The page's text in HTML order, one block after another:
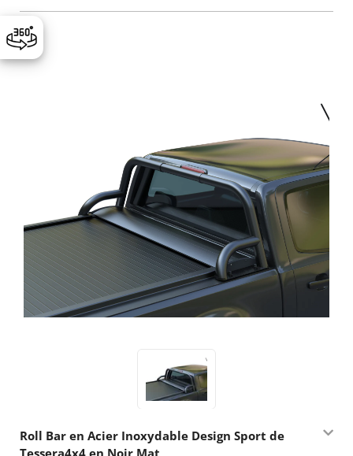
Roll Bar en Acier Inoxydable Design Sport de